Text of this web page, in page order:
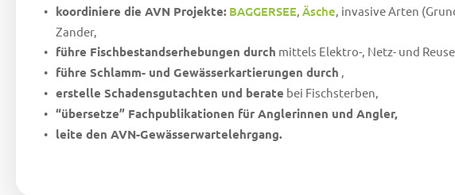
koordiniere die AVN Projekte: BAGGERSEE, Äsche, invasive Arten
Zander,
führe Fischbestandserhebungen durch mittels Elektro-, Netz- und
führe Schlamm- und Gewässerkartierungen durch ,
erstelle Schadensgutachten und berate bei Fischsterben,
“übersetze” Fachpublikationen für Anglerinnen und Angler,
leite den AVN-Gewässerwartelehrgang.